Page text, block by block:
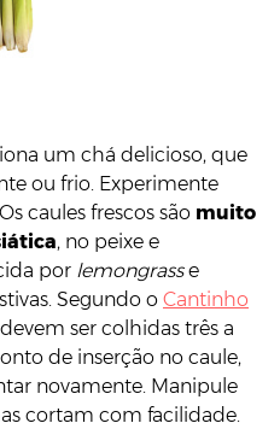
um chá delicioso, que
ou frio. Experimente
caules frescos são muito
, no peixe e
por lemongrasse
Segundo o Cantinho
ser colhidas três a
de inserção no caule,
novamente. Manipule
cortam com facilidade.